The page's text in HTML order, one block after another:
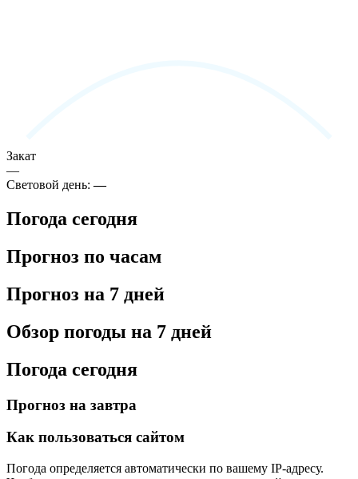
Закат
—
Световой день:—
Погода сегодня
Прогноз по часам
Прогноз на 7 дней
Обзор погоды на 7 дней
Погода сегодня
Прогноз на завтра
Как пользоваться сайтом
Погода определяется автоматически по вашему IP-адресу.